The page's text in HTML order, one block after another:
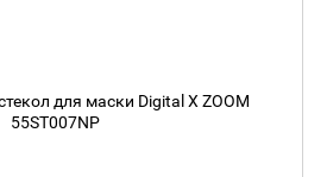
для маски Digital X ZOOM
55ST007NP